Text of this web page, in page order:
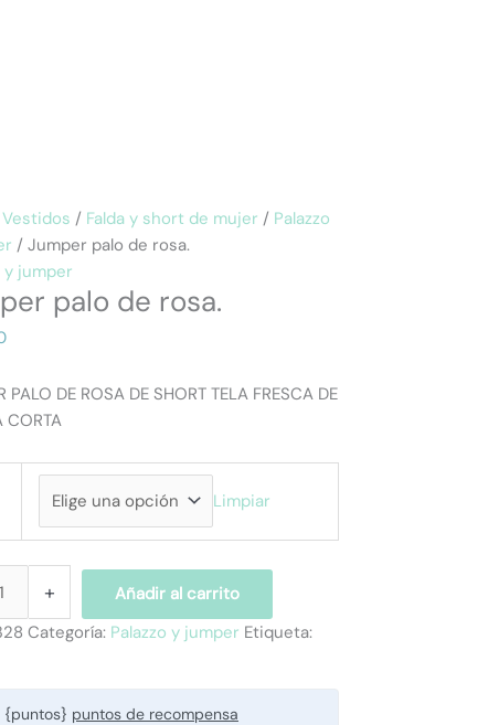
Vestidos / Falda y short de mujer / Palazzo
/ Jumper palo de rosa.
y jumper
palo de rosa.
PALO DE ROSA DE SHORT TELA FRESCA DE
CORTA
Limpiar
+
Añadir al carrito
Categoría: Palazzo y jumper Etiqueta:
{puntos} puntos de recompensa